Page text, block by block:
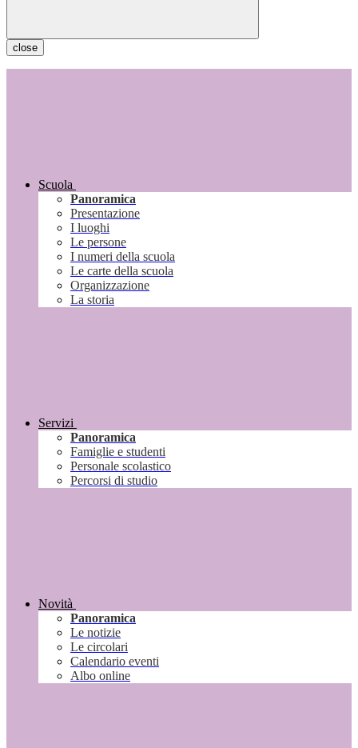
close
Scuola
Panoramica
Presentazione
I luoghi
Le persone
I numeri della scuola
Le carte della scuola
Organizzazione
La storia
Servizi
Panoramica
Famiglie e studenti
Personale scolastico
Percorsi di studio
Novità
Panoramica
Le notizie
Le circolari
Calendario eventi
Albo online